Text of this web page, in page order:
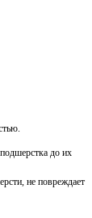
до их
не повреждает